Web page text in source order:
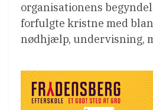
organisationens
forfulgte kristne med
nødhjælp, undervisning,